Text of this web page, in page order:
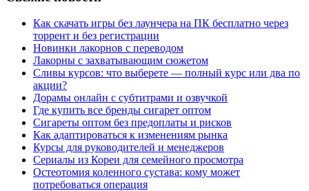
Как скачать игры без лаунчера на ПК бесплатно через
торрент и без регистрации
Новинки лакорнов с переводом
Лакорны с захватывающим сюжетом
Сливы курсов: что выберете — полный курс или два по
акции?
Дорамы онлайн с субтитрами и озвучкой
Где купить все бренды сигарет оптом
Сигареты оптом без предоплаты и рисков
Как адаптироваться к изменениям рынка
Курсы для руководителей и менеджеров
Сериалы из Кореи для семейного просмотра
Остеотомия коленного сустава: кому может
потребоваться операция